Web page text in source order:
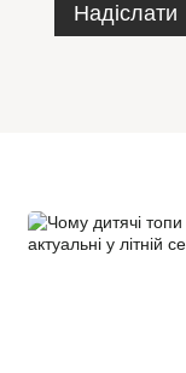
Надіслати